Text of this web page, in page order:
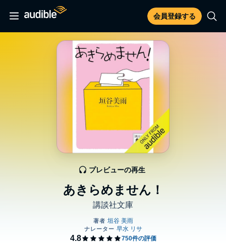
会員登録する
あきらめません！
講談社文庫
プレビューの再生